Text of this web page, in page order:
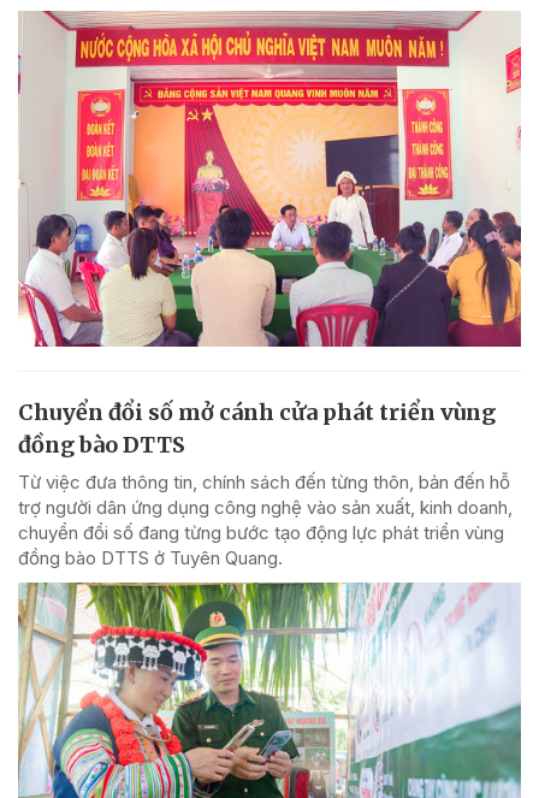
Chuyển đổi số mở cánh cửa phát triển vùng
đồng bào DTTS
Từ việc đưa thông tin, chính sách đến từng thôn, bản đến hỗ
trợ người dân ứng dụng công nghệ vào sản xuất, kinh doanh,
chuyển đổi số đang từng bước tạo động lực phát triển vùng
đồng bào DTTS ở Tuyên Quang.